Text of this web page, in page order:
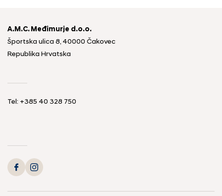
A.M.C. Međimurje d.o.o.
Športska ulica 8, 40000 Čakovec
Republika Hrvatska
Tel: +385 40 328 750